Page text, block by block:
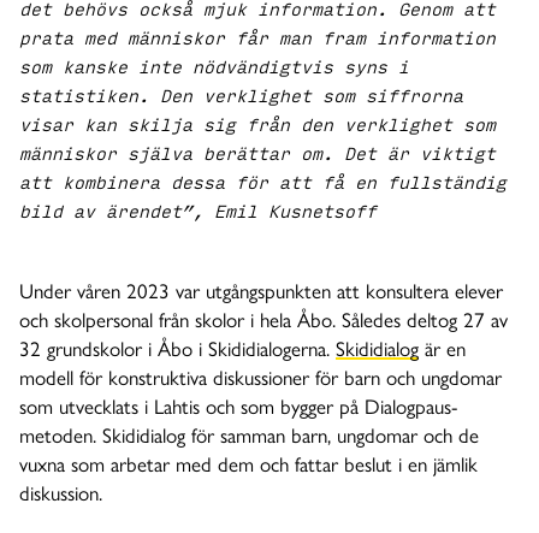
det behövs också mjuk information. Genom att
prata med människor får man fram information
som kanske inte nödvändigtvis syns i
statistiken. Den verklighet som siffrorna
visar kan skilja sig från den verklighet som
människor själva berättar om. Det är viktigt
att kombinera dessa för att få en fullständig
bild av ärendet”, Emil Kusnetsoff
Under våren 2023 var utgångspunkten att konsultera elever
och skolpersonal från skolor i hela Åbo. Således deltog 27 av
32 grundskolor i Åbo i Skididialogerna. Skididialog är en
modell för konstruktiva diskussioner för barn och ungdomar
som utvecklats i Lahtis och som bygger på Dialogpaus-
metoden. Skididialog för samman barn, ungdomar och de
vuxna som arbetar med dem och fattar beslut i en jämlik
diskussion.